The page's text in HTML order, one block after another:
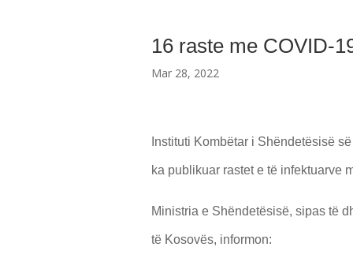
16 raste me COVID-
Mar 28, 2022
Instituti Kombëtar i Shëndetësisë
ka publikuar rastet e të infektuarve
Ministria e Shëndetësisë, sipas të
të Kosovës, informon: